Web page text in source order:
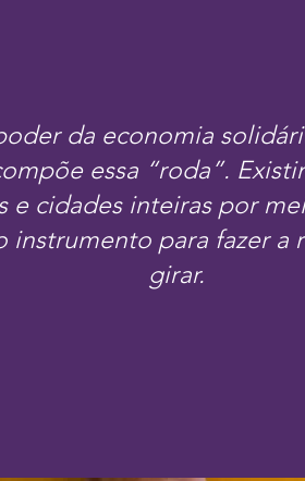
da economia
essa “roda”.
e cidades inteiras por
instrumento para fazer a
girar.